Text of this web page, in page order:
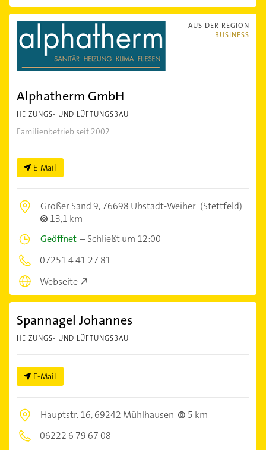
AUS DER REGION
BUSINESS
Alphatherm GmbH
HEIZUNGS- UND LÜFTUNGSBAU
Familienbetrieb seit 2002
E-Mail
Großer Sand 9,76698 Ubstadt-Weiher (Stettfeld)
13,1 km
Geöffnet –Schließt um 12:00
07251 4 41 27 81
Webseite
Spannagel Johannes
HEIZUNGS- UND LÜFTUNGSBAU
E-Mail
Hauptstr. 16,69242 Mühlhausen
5 km
06222 6 79 67 08